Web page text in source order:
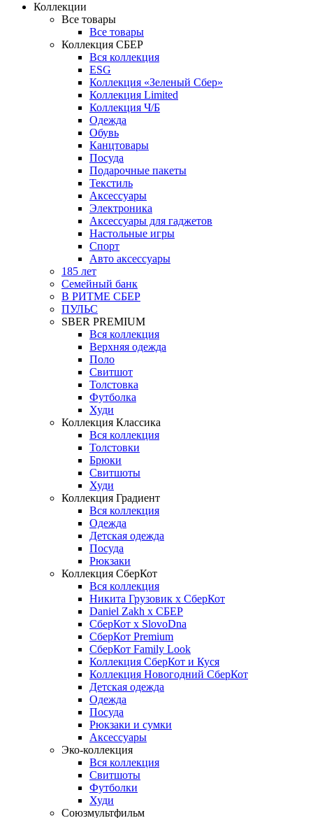
Коллекции
Все товары
Все товары
Коллекция СБЕР
Вся коллекция
ESG
Коллекция «Зеленый Сбер»
Коллекция Limited
Коллекция Ч/Б
Одежда
Обувь
Канцтовары
Посуда
Подарочные пакеты
Текстиль
Аксессуары
Электроника
Аксессуары для гаджетов
Настольные игры
Спорт
Авто аксессуары
185 лет
Семейный банк
В РИТМЕ СБЕР
ПУЛЬС
SBER PREMIUM
Вся коллекция
Верхняя одежда
Поло
Свитшот
Толстовка
Футболка
Худи
Коллекция Классика
Вся коллекция
Толстовки
Брюки
Свитшоты
Худи
Коллекция Градиент
Вся коллекция
Одежда
Детская одежда
Посуда
Рюкзаки
Коллекция СберКот
Вся коллекция
Никита Грузовик х СберКот
Daniel Zakh x СБЕР
СберКот x SlovoDna
СберКот Premium
СберКот Family Look
Коллекция СберКот и Куся
Коллекция Новогодний СберКот
Детская одежда
Одежда
Посуда
Рюкзаки и сумки
Аксессуары
Эко-коллекция
Вся коллекция
Свитшоты
Футболки
Худи
Союзмультфильм